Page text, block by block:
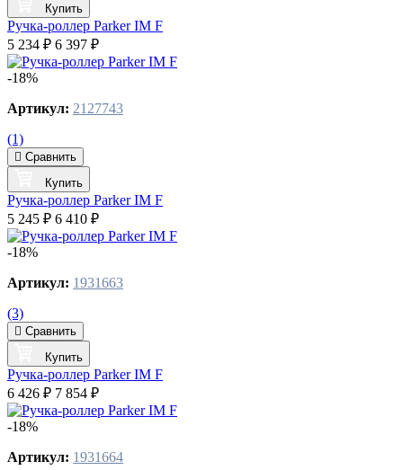
Купить
Ручка-роллер Parker IM F
5 234 ₽ 6 397 ₽
-18%
Артикул: 2127743
(1)
Сравнить
Купить
Ручка-роллер Parker IM F
5 245 ₽ 6 410 ₽
-18%
Артикул: 1931663
(3)
Сравнить
Купить
Ручка-роллер Parker IM F
6 426 ₽ 7 854 ₽
-18%
Артикул: 1931664